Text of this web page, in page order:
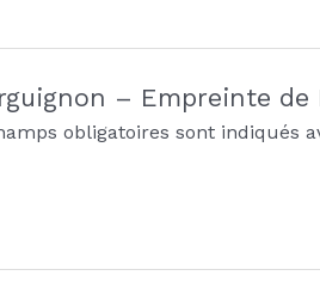
– Empreinte de
obligatoires sont indiqués